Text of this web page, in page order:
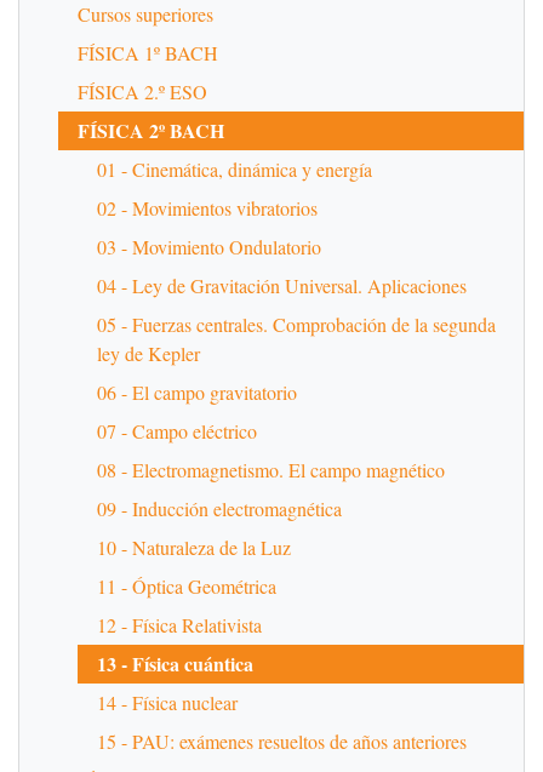
Cursos superiores
FÍSICA 1º BACH
FÍSICA 2.º ESO
FÍSICA 2º BACH
01 - Cinemática, dinámica y energía
02 - Movimientos vibratorios
03 - Movimiento Ondulatorio
04 - Ley de Gravitación Universal. Aplicaciones
05 - Fuerzas centrales. Comprobación de la segunda
ley de Kepler
06 - El campo gravitatorio
07 - Campo eléctrico
08 - Electromagnetismo. El campo magnético
09 - Inducción electromagnética
10 - Naturaleza de la Luz
11 - Óptica Geométrica
12 - Física Relativista
13 - Física cuántica
14 - Física nuclear
15 - PAU: exámenes resueltos de años anteriores